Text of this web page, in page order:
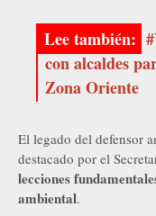
con alcaldes
Zona Oriente
El legado del defensor
destacado por el
lecciones
ambiental.